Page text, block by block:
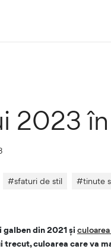
2023
#sfaturi de stil #tinute
galben din 2021 și
trecut, culoarea care va